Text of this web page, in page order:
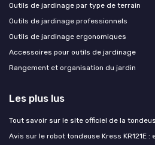
Outils de jardinage par type de terrain
Outils de jardinage professionnels
Outils de jardinage ergonomiques
Accessoires pour outils de jardinage
Rangement et organisation du jardin
Les plus lus
Tout savoir sur le site officiel de la
Avis sur le robot tondeuse Kress KR121E